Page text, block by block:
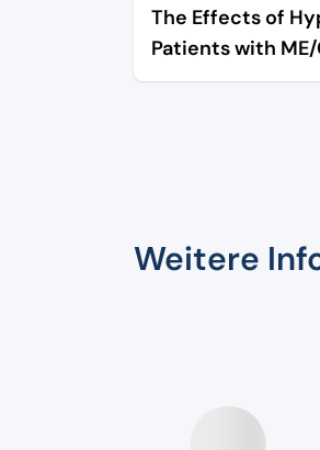
The Effects of
Patients with ME/
Weitere